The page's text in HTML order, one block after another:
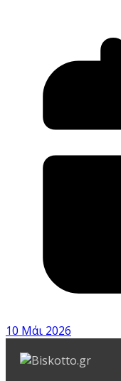
10 Μάι 2026